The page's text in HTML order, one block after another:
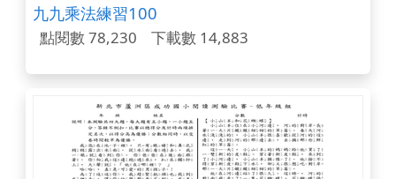
九九乘法練習100
點閱數 78,230 下載數 14,883